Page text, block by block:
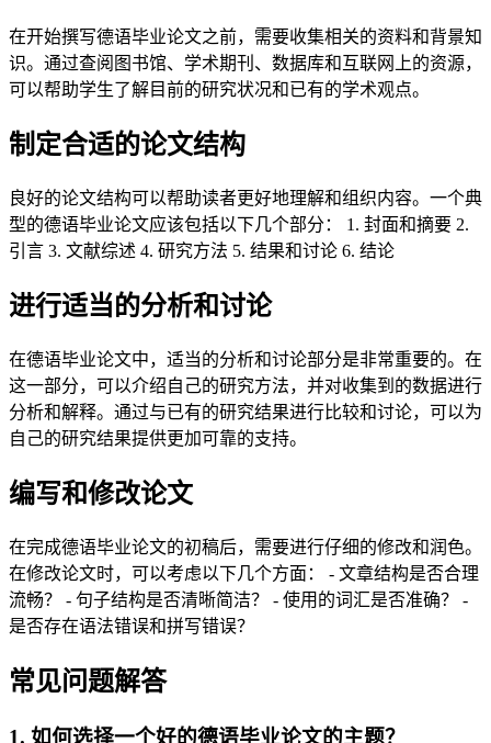
在开始撰写德语毕业论文之前，需要收集相关的资料和背景知
识。通过查阅图书馆、学术期刊、数据库和互联网上的资源，
可以帮助学生了解目前的研究状况和已有的学术观点。
制定合适的论文结构
良好的论文结构可以帮助读者更好地理解和组织内容。一个典
型的德语毕业论文应该包括以下几个部分： 1. 封面和摘要 2.
引言 3. 文献综述 4. 研究方法 5. 结果和讨论 6. 结论
进行适当的分析和讨论
在德语毕业论文中，适当的分析和讨论部分是非常重要的。在
这一部分，可以介绍自己的研究方法，并对收集到的数据进行
分析和解释。通过与已有的研究结果进行比较和讨论，可以为
自己的研究结果提供更加可靠的支持。
编写和修改论文
在完成德语毕业论文的初稿后，需要进行仔细的修改和润色。
在修改论文时，可以考虑以下几个方面： - 文章结构是否合理
流畅？ - 句子结构是否清晰简洁？ - 使用的词汇是否准确？ -
是否存在语法错误和拼写错误？
常见问题解答
1. 如何选择一个好的德语毕业论文的主题？